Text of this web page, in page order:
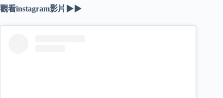
觀看instagram影片▶▶